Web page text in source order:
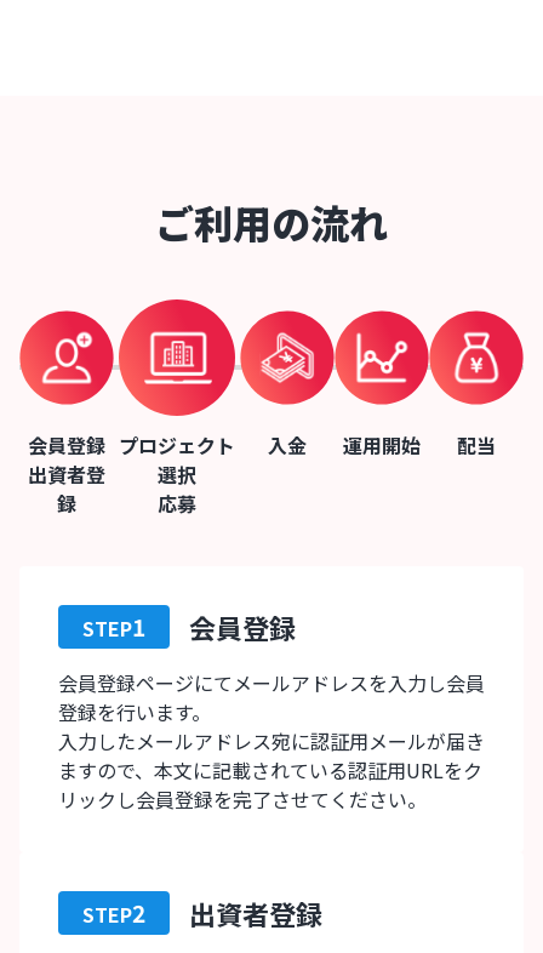
ご利用の流れ
会員登録
出資者登
録
プロジェクト
選択
応募
入金 運用開始 配当
STEP1 会員登録
会員登録ページにてメールアドレスを入力し会員
登録を行います。
入力したメールアドレス宛に認証用メールが届き
ますので、本文に記載されている認証用URLをク
リックし会員登録を完了させてください。
STEP2 出資者登録